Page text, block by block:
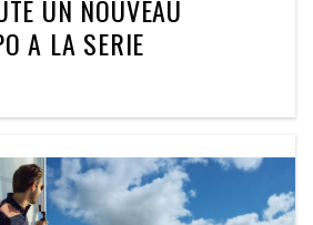
UN NOUVEAU
A LA SERIE